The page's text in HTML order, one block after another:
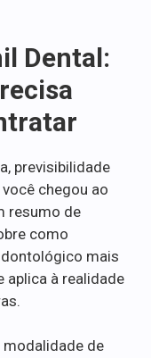
Dental:
previsibilidade
chegou ao
resumo de
como
mais
aplica à realidade
modalidade de